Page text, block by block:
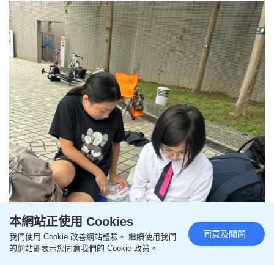
本網站正使用 Cookies
我們使用 Cookie 改善網站體驗。 繼續使用我們
的網站即表示您同意我們的 Cookie 政策。
同意及關閉